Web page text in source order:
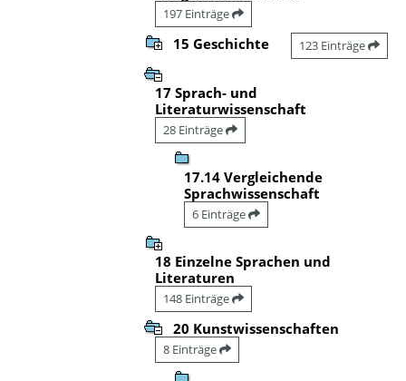
197 Einträge
15 Geschichte 123 Einträge
17 Sprach- und
Literaturwissenschaft
28 Einträge
17.14 Vergleichende
Sprachwissenschaft
6 Einträge
18 Einzelne Sprachen und
Literaturen
148 Einträge
20 Kunstwissenschaften
8 Einträge